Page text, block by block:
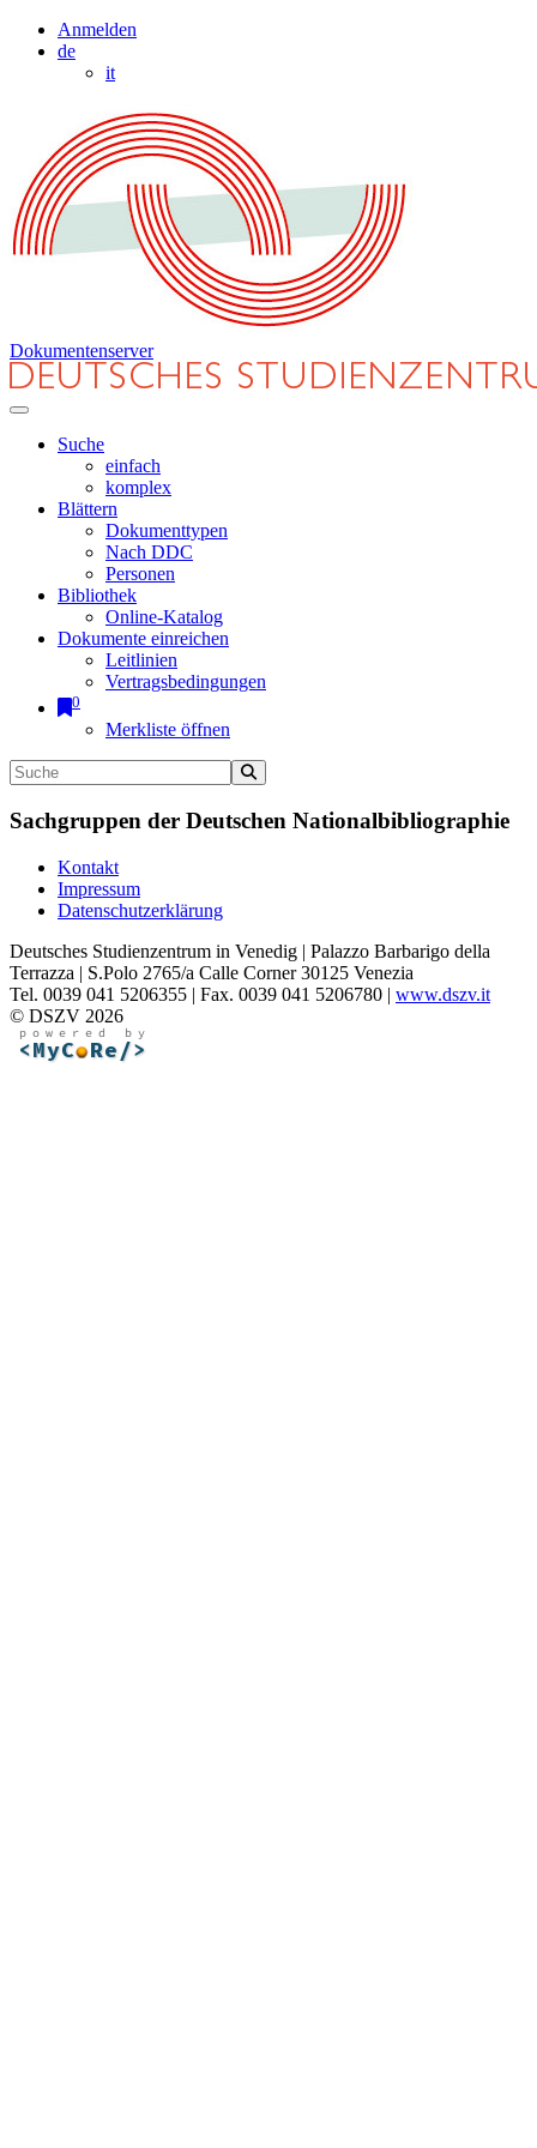
Anmelden
de
it
Dokumentenserver
Suche
einfach
komplex
Blättern
Dokumenttypen
Nach DDC
Personen
Bibliothek
Online-Katalog
Dokumente einreichen
Leitlinien
Vertragsbedingungen
0
Merkliste öffnen
Sachgruppen der Deutschen Nationalbibliographie
Kontakt
Impressum
Datenschutzerklärung
Deutsches Studienzentrum in Venedig | Palazzo Barbarigo della
Terrazza | S.Polo 2765/a Calle Corner 30125 Venezia
Tel. 0039 041 5206355 | Fax. 0039 041 5206780 | www.dszv.it
© DSZV 2026